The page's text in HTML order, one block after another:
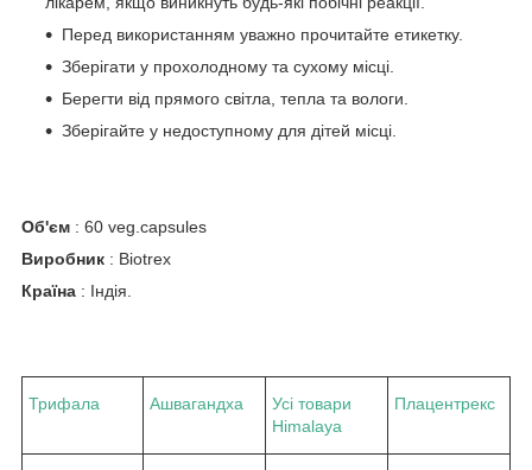
Перед використанням уважно прочитайте етикетку.
Зберігати у прохолодному та сухому місці.
Берегти від прямого світла, тепла та вологи.
Зберігайте у недоступному для дітей місці.
Об'єм : 60 veg.capsules
Виробник : Biotrex
Країна : Індія.
Трифала Ашвагандха
Усі товари
Himalaya
Плацентрекс